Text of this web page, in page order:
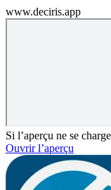
www.deciris.app
Si l’aperçu ne se
Ouvrir l’aperçu